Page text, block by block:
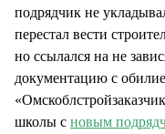
подрядчик не
перестал вести
но ссылался на не
документацию с
школы с новым